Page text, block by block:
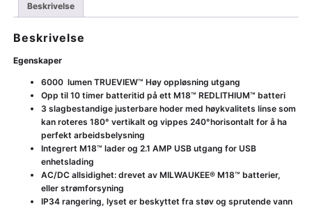
Beskrivelse
Beskrivelse
Egenskaper
6000 lumen TRUEVIEW™ Høy oppløsning utgang
Opp til 10 timer batteritid på ett M18™ REDLITHIUM™ batteri
3 slagbestandige justerbare hoder med høykvalitets linse som
kan roteres 180° vertikalt og vippes 240°horisontalt for å ha
perfekt arbeidsbelysning
Integrert M18™ lader og 2.1 AMP USB utgang for USB
enhetslading
AC/DC allsidighet: drevet av MILWAUKEE® M18™ batterier,
eller strømforsyning
IP34 rangering, lyset er beskyttet fra støv og sprutende vann